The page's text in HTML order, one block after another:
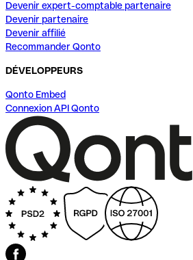
Devenir expert-comptable partenaire
Devenir partenaire
Devenir affilié
Recommander Qonto
DÉVELOPPEURS
Qonto Embed
Connexion API Qonto